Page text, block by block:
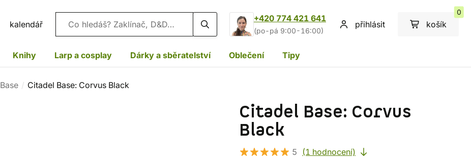
kalendář Vyhledávání
+420 774 421 641
(po-pá 9:00-16:00)
přihlásit košík
0
Knihy Larp a cosplay Dárky a sběratelství Oblečení Tipy
Base Citadel Base: Corvus Black
Citadel Base: Corvus
Black
5 (1 hodnocení)